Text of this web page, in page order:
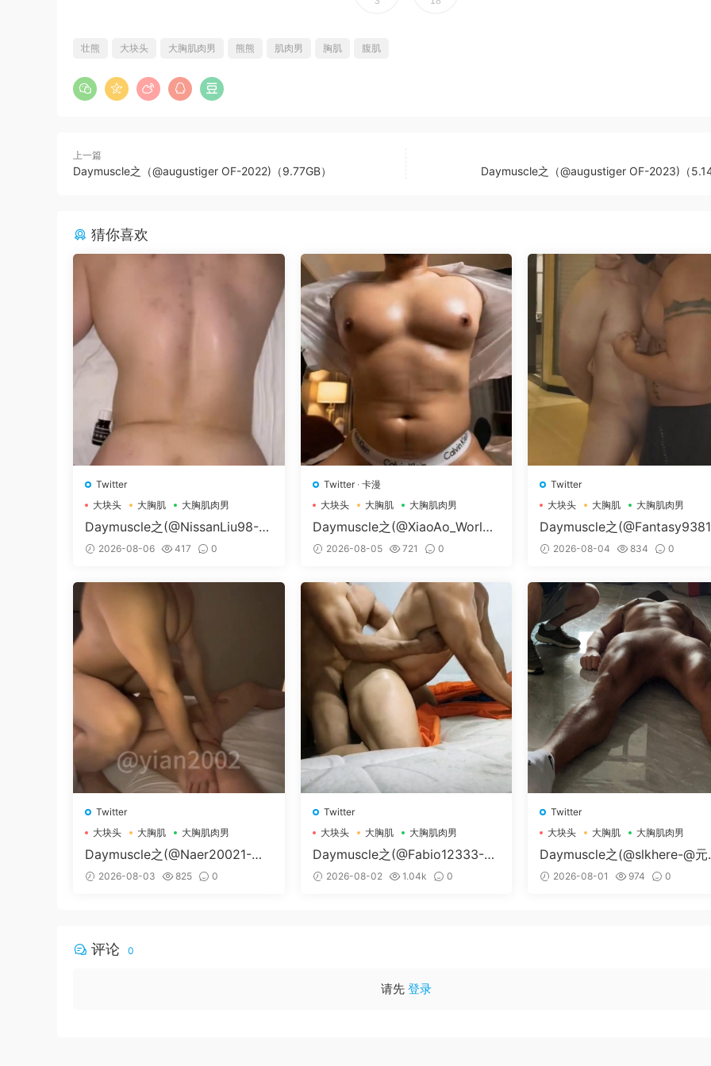
壮熊 大块头 大胸肌肉男 熊熊 肌肉男 胸肌 腹肌
上一篇
Daymuscle之（@augustiger OF-2022)（9.77GB） Daymuscle之（@augustiger OF-2023)（
猜你喜欢
Twitter
大块头
大胸肌 大胸肌肉男
Daymuscle之(@NissanLiu98-@
Nissan98）
2026-08-06 417 0
Twitter· 卡漫
大块头
大胸肌 大胸肌肉男
Daymuscle之(@XiaoAo_World-
@XiaoAo.art）
2026-08-05 721 0
Twitter
大块头
大胸肌 大胸肌肉男
Daymuscle之
79-@孔控Kong）
2026-08-04 834 0
Twitter
大块头
大胸肌 大胸肌肉男
Daymuscle之(@Naer20021-@
纳尔）
2026-08-03 825 0
Twitter
大块头
大胸肌 大胸肌肉男
Daymuscle之(@Fabio12333-@
辛叔是个G）
2026-08-02 1.04k 0
Twitter
大块头
大胸肌 大胸肌肉男
Daymuscle之(@slkhere-@元
精牛）
2026-08-01 974 0
评论 0
请先 登录